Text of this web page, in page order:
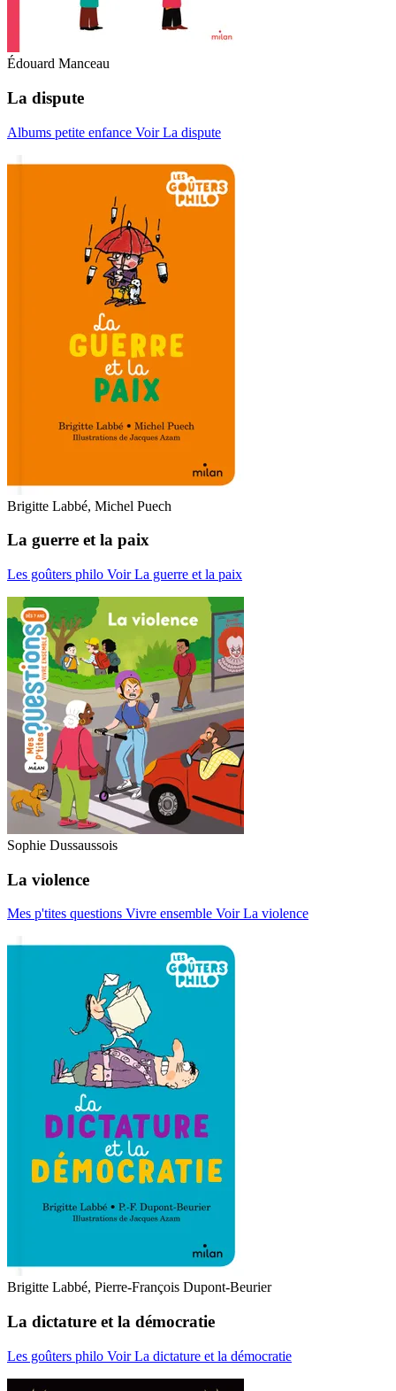
Édouard Manceau
La dispute
Albums petite enfance Voir La dispute
Brigitte Labbé, Michel Puech
La guerre et la paix
Les goûters philo Voir La guerre et la paix
Sophie Dussaussois
La violence
Mes p'tites questions Vivre ensemble Voir La violence
Brigitte Labbé, Pierre-François Dupont-Beurier
La dictature et la démocratie
Les goûters philo Voir La dictature et la démocratie